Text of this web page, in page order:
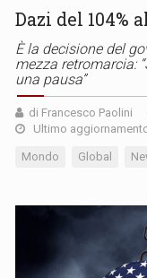
Dazi del 104%
È la decisione del
mezza retromarcia:
una pausa”
di Francesco Paolini
Ultimo
Mondo Global